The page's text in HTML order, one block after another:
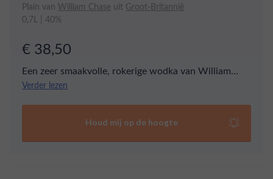
Plain van William Chase uit Groot-Britannië
0,7L | 40%
€ 38,50
Een zeer smaakvolle, rokerige wodka van William
Chase, met tonen van bacon en een eikachtige
Verder lezen
Houd mij op de hoogte